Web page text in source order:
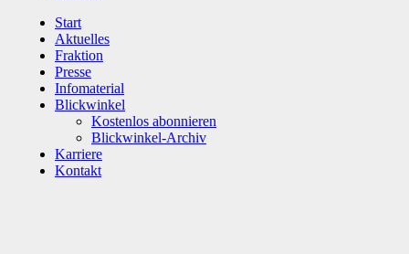
Start
Aktuelles
Fraktion
Presse
Infomaterial
Blickwinkel
Kostenlos abonnieren
Blickwinkel-Archiv
Karriere
Kontakt